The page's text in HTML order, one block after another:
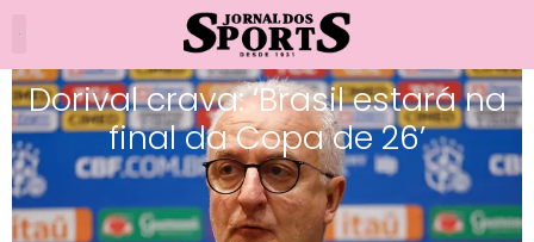
Dorival crava: ‘Brasil estará na
final da Copa de 26’